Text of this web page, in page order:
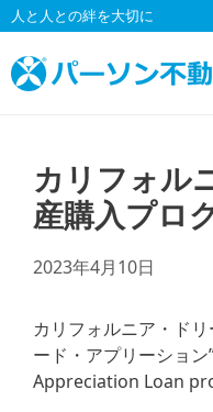
コ
ン
テ
ン
人と人との絆を大切に
カリフォル
産購入プロ
2023年4月10日
カリフォルニア・ド
ード・アプリーショ
Appreciation Loan